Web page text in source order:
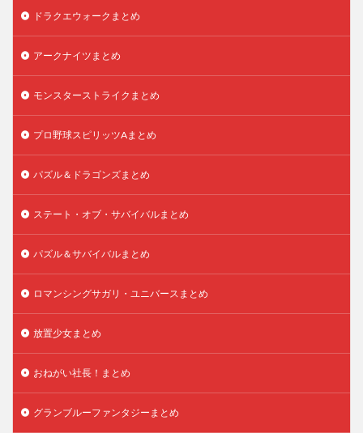
ドラクエウォークまとめ
アークナイツまとめ
モンスターストライクまとめ
プロ野球スピリッツAまとめ
パズル＆ドラゴンズまとめ
ステート・オブ・サバイバルまとめ
パズル＆サバイバルまとめ
ロマンシングサガリ・ユニバースまとめ
放置少女まとめ
おねがい社長！まとめ
グランブルーファンタジーまとめ